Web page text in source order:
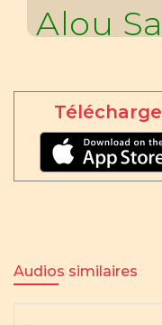
Alou
Audios similaires